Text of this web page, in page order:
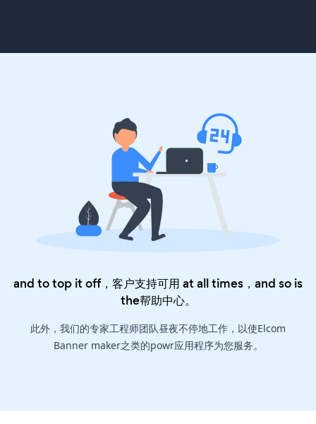
and to top it off，客户支持可用 at all times，and so is
the帮助中心。
此外，我们的专家工程师团队昼夜不停地工作，以使Elcom
Banner maker之类的powr应用程序为您服务。